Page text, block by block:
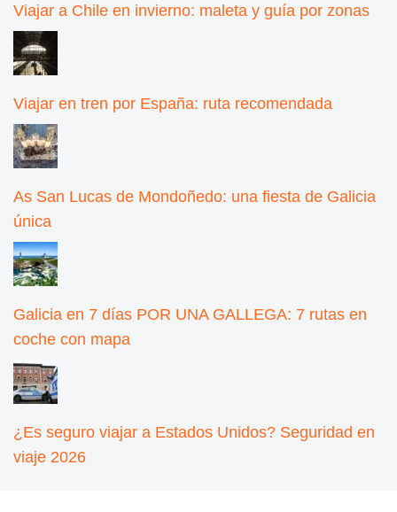
Viajar a Chile en invierno: maleta y guía por zonas
Viajar en tren por España: ruta recomendada
As San Lucas de Mondoñedo: una fiesta de Galicia
única
Galicia en 7 días POR UNA GALLEGA: 7 rutas en
coche con mapa
¿Es seguro viajar a Estados Unidos? Seguridad en
viaje 2026